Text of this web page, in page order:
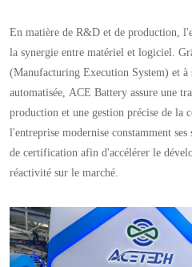
En matière de R&D et de production,
la synergie entre matériel et logiciel.
(Manufacturing Execution System) et
automatisée, ACE Battery assure une
production et une gestion précise de la
l'entreprise modernise constamment
de certification afin d'accélérer le
réactivité sur le marché.